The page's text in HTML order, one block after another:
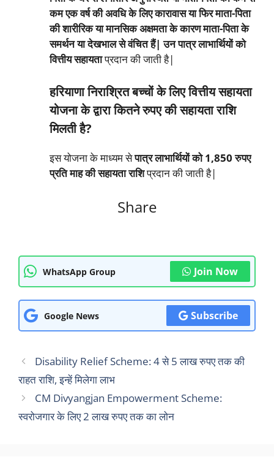
कम एक वर्ष की अवधि के लिए कारावास या फिर माता-पिता
की शारीरिक या मानसिक अक्षमता के कारण माता-पिता के
समर्थन या देखभाल से वंचित हैं| उन पात्र लाभार्थियों को
वित्तीय सहायताप्रदान की जाती है|
हरियाणा निराश्रित बच्चों के लिए वित्तीय सहायता
योजना के द्वारा कितने रुपए की सहायता राशि
मिलती है?
इस योजना के माध्यम सेपात्र लाभार्थियों को 1,850 रुपए
प्रति माह की सहायता राशिप्रदान की जाती है|
Share
WhatsApp Group Join Now
Google News Subscribe
Disability Relief Scheme: 4 से 5 लाख रुपए तक की
राहत राशि, इन्हें मिलेगा लाभ
CM Divyangjan Empowerment Scheme:
स्वरोजगार के लिए 2 लाख रुपए तक का लोन